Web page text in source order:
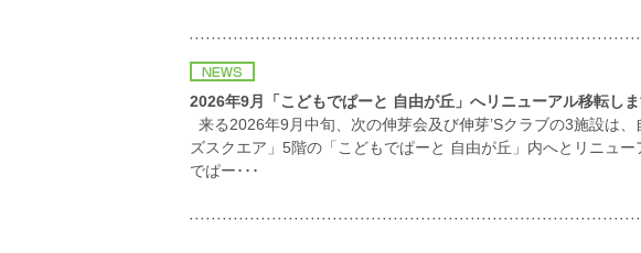
2026年9月「こどもでぱーと 自由が丘」へリニューアル移転しま
来る2026年9月中旬、次の伸芽会及び伸芽’Sクラブの3施設は
ズスクエア」5階の「こどもでぱーと 自由が丘」内へとリニュ
でぱー･･･